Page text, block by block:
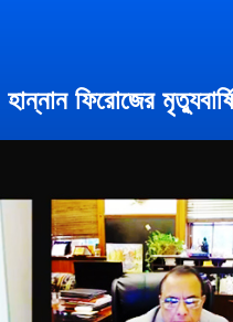
ফিরোজের